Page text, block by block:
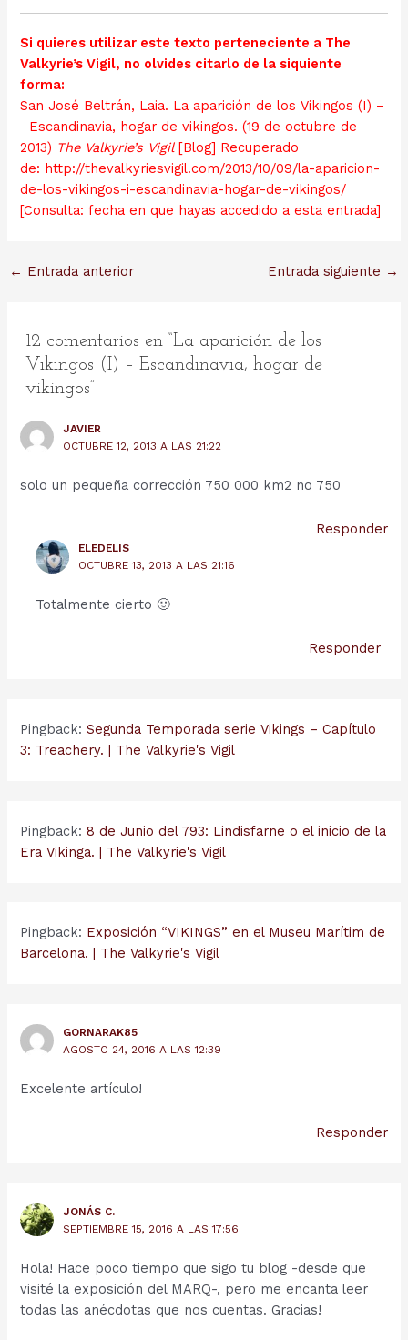
Si quieres utilizar este texto perteneciente a The
Valkyrie’s Vigil, no olvides citarlo de la siquiente
forma:
San José Beltrán, Laia. La aparición de los Vikingos (I) –
Escandinavia, hogar de vikingos. (19 de octubre de
2013) The Valkyrie’s Vigil[Blog] Recuperado
de: http://thevalkyriesvigil.com/2013/10/09/la-aparicion-
de-los-vikingos-i-escandinavia-hogar-de-vikingos/
[Consulta: fecha en que hayas accedido a esta entrada]
Navegación
← Entrada anterior Entrada siguiente →
12 comentarios en “La aparición de los
Vikingos (I) – Escandinavia, hogar de
vikingos”
JAVIER
OCTUBRE 12, 2013 A LAS 21:22
solo un pequeña corrección 750 000 km2 no 750
Responder
ELEDELIS
OCTUBRE 13, 2013 A LAS 21:16
Totalmente cierto 🙂
Responder
Pingback:Segunda Temporada serie Vikings – Capítulo
3: Treachery. | The Valkyrie's Vigil
Pingback:8 de Junio del 793: Lindisfarne o el inicio de la
Era Vikinga. | The Valkyrie's Vigil
Pingback: Exposición “VIKINGS” en el Museu Marítim de
Barcelona. | The Valkyrie's Vigil
GORNARAK85
AGOSTO 24, 2016 A LAS 12:39
Excelente artículo!
Responder
JONÁS C.
SEPTIEMBRE 15, 2016 A LAS 17:56
Hola! Hace poco tiempo que sigo tu blog -desde que
visité la exposición del MARQ-, pero me encanta leer
todas las anécdotas que nos cuentas. Gracias!